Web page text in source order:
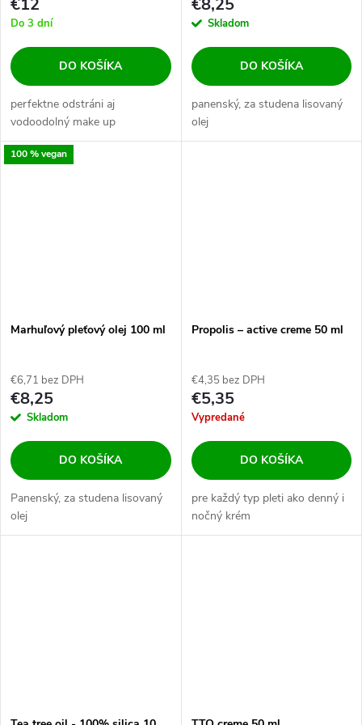
€12
Do 3 dní
DO KOŠÍKA
perfektne odstráni aj
vodoodolný make up
€8,25
Skladom
DO KOŠÍKA
panenský, za studena lisovaný
olej
100 % vegan
Marhuľový pleťový olej 100 ml
€6,71 bez DPH
€8,25
Skladom
DO KOŠÍKA
Panenský, za studena lisovaný
olej
Propolis – active creme 50 ml
€4,35 bez DPH
€5,35
Vypredané
DO KOŠÍKA
pre každý typ pleti ako denný i
nočný krém